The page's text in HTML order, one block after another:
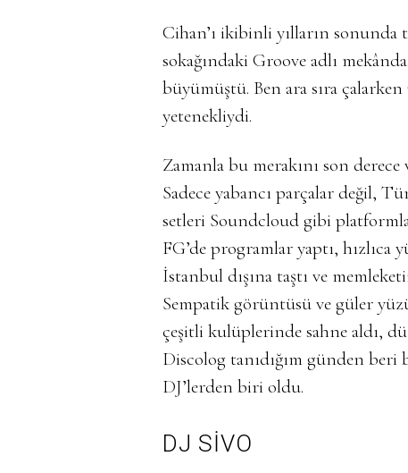
Cihan’ı ikibinli yılların sonunda
sokağındaki Groove adlı
büyümüştü. Ben ara sıra
yetenekliydi.
Zamanla bu merakını son
Sadece yabancı parçalar değil,
setleri Soundcloud gibi
FG’de programlar yaptı,
İstanbul dışına taştı ve
Sempatik görüntüsü ve güler
çeşitli kulüplerinde sahne aldı,
Discolog tanıdığım günden beri
DJ’lerden biri oldu.
DJ SİVO